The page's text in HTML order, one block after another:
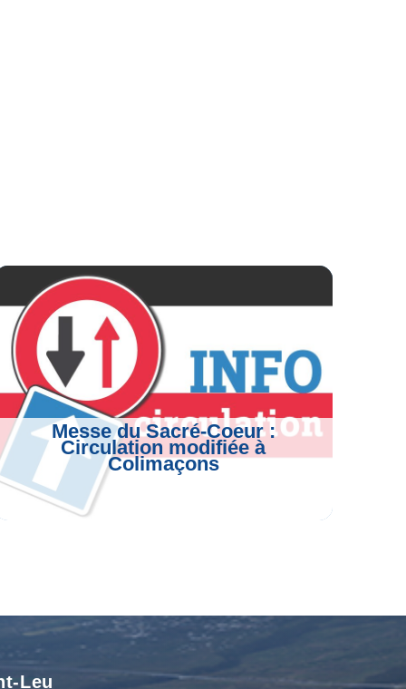
Messe du Sacré-Coeur :
Circulation modifiée à
Colimaçons
Voir L'article
Leu